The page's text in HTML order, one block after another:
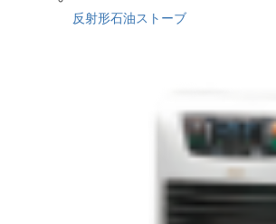
反射形石油ストーブ